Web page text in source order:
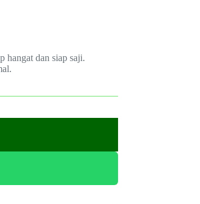
hangat dan siap saji.